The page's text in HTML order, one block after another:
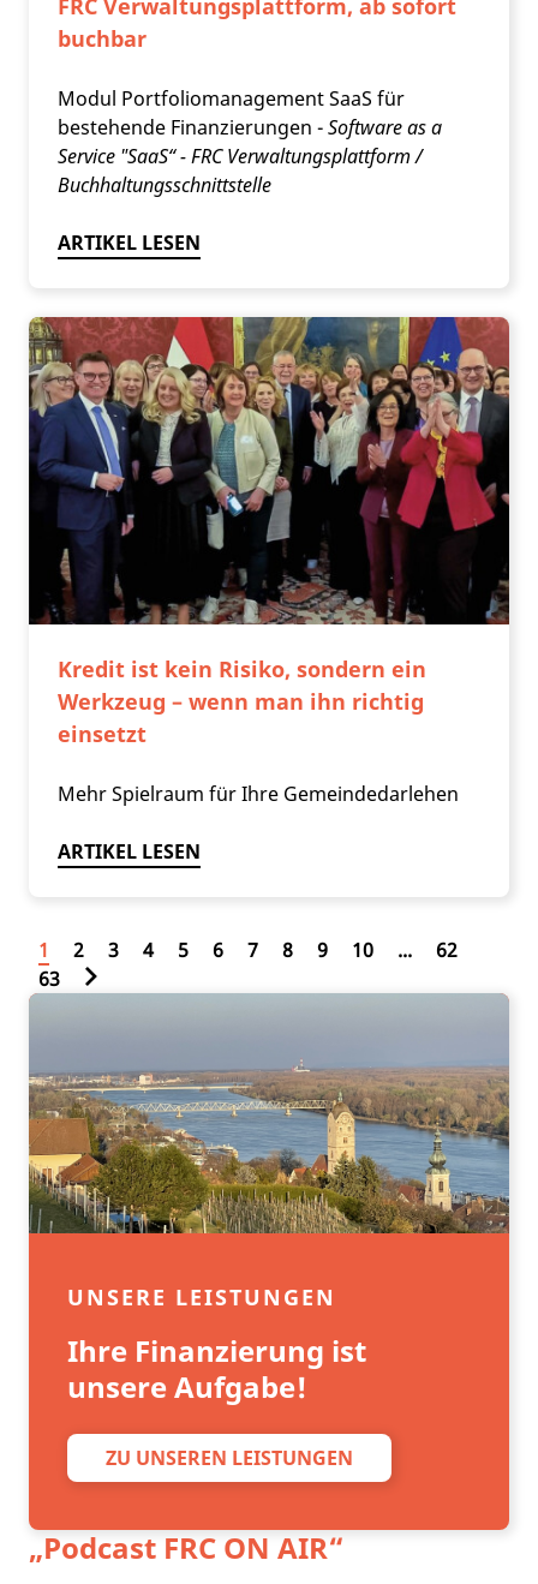
buchbar
Modul Portfoliomanagement SaaS für
bestehende Finanzierungen -Software as a
Service "SaaS“ - FRC Verwaltungsplattform /
Buchhaltungsschnittstelle
ARTIKEL LESEN
Kredit ist kein Risiko, sondern ein
Werkzeug – wenn man ihn richtig
einsetzt
Mehr Spielraum für Ihre Gemeindedarlehen
ARTIKEL LESEN
1 2 3 4 5 6 7 8 9 10 ...
62
63
UNSERE LEISTUNGEN
Ihre Finanzierung ist
unsere Aufgabe!
ZU UNSEREN LEISTUNGEN
„Podcast FRC ON AIR“